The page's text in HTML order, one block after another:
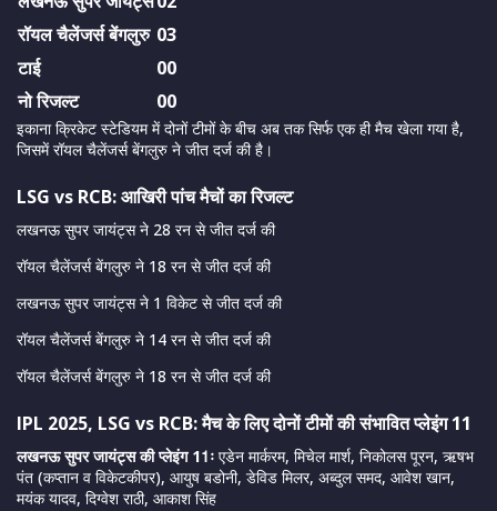
रॉयल चैलेंजर्स बेंगलुरु 03
टाई
00
नो रिजल्ट
00
इकाना क्रिकेट स्टेडियम में दोनों टीमों के बीच अब तक सिर्फ एक ही मैच खेला गया है,
जिसमें रॉयल चैलेंजर्स बेंगलुरु ने जीत दर्ज की है।
LSG vs RCB: आखिरी पांच मैचों का रिजल्ट
लखनऊ सुपर जायंट्स ने 28 रन से जीत दर्ज की
रॉयल चैलेंजर्स बेंगलुरु ने 18 रन से जीत दर्ज की
लखनऊ सुपर जायंट्स ने 1 विकेट से जीत दर्ज की
रॉयल चैलेंजर्स बेंगलुरु ने 14 रन से जीत दर्ज की
रॉयल चैलेंजर्स बेंगलुरु ने 18 रन से जीत दर्ज की
IPL 2025, LSG vs RCB: मैच के लिए दोनों टीमों की संभावित प्लेइंग 11
लखनऊ सुपर जायंट्स की प्लेइंग 11ः एडेन मार्करम, मिचेल मार्श, निकोलस पूरन, ऋषभ
पंत (कप्तान व विकेटकीपर), आयुष बडोनी, डेविड मिलर, अब्दुल समद, आवेश खान,
मयंक यादव, दिग्वेश राठी, आकाश सिंह